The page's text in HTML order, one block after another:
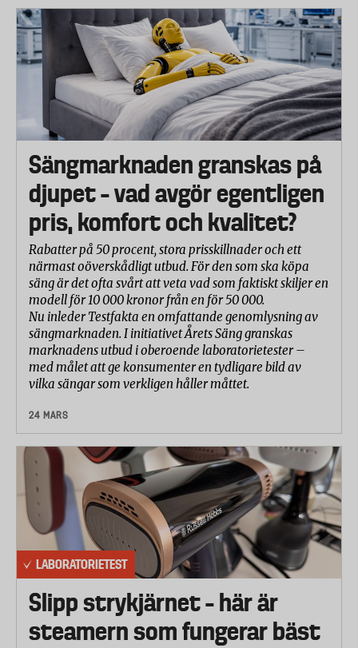
Sängmarknaden granskas på
djupet – vad avgör egentligen
pris, komfort och kvalitet?
Rabatter på 50 procent, stora prisskillnader och ett
närmast oöverskådligt utbud. För den som ska köpa
säng är det ofta svårt att veta vad som faktiskt skiljer en
modell för 10 000 kronor från en för 50 000.
Nu inleder Testfakta en omfattande genomlysning av
sängmarknaden. I initiativet Årets Säng granskas
marknadens utbud i oberoende laboratorietester –
med målet att ge konsumenter en tydligare bild av
vilka sängar som verkligen håller måttet.
24 MARS
LABORATORIETEST
Slipp strykjärnet – här är
steamern som fungerar bäst